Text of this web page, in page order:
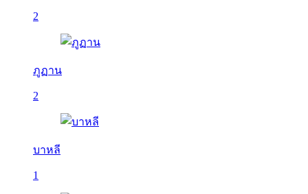
2
ภูฏาน
2
บาหลี
1